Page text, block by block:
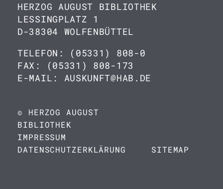
HERZOG AUGUST BIBLIOTHEK
LESSINGPLATZ 1
D-38304 WOLFENBÜTTEL
TELEFON: (05331) 808-0
FAX: (05331) 808-173
E-MAIL: AUSKUNFT@HAB.DE
© HERZOG AUGUST
BIBLIOTHEK
IMPRESSUM
DATENSCHUTZERKLÄRUNG
SITEMAP